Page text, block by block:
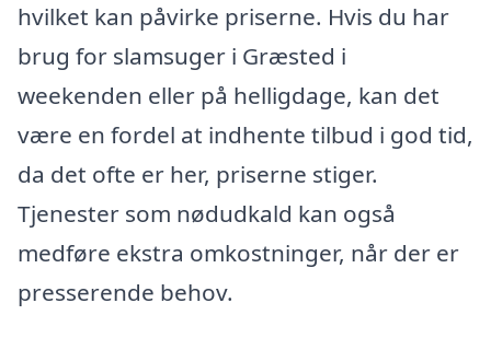
hvilket kan påvirke priserne. Hvis du har
brug for slamsuger i Græsted i
weekenden eller på helligdage, kan det
være en fordel at indhente tilbud i god tid,
da det ofte er her, priserne stiger.
Tjenester som nødudkald kan også
medføre ekstra omkostninger, når der er
presserende behov.